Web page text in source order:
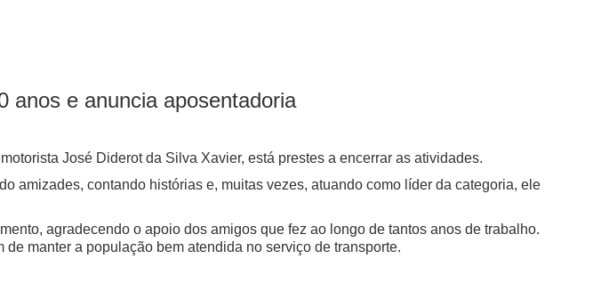
anos e anuncia aposentadoria
José Diderot da Silva Xavier, está prestes a encerrar as atividades.
amizades, contando histórias e, muitas vezes, atuando como líder da categoria, ele
agradecendo o apoio dos amigos que fez ao longo de tantos anos de trabalho.
manter a população bem atendida no serviço de transporte.